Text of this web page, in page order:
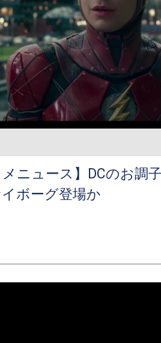
メニュース】DCのお調
ボーグ登場か